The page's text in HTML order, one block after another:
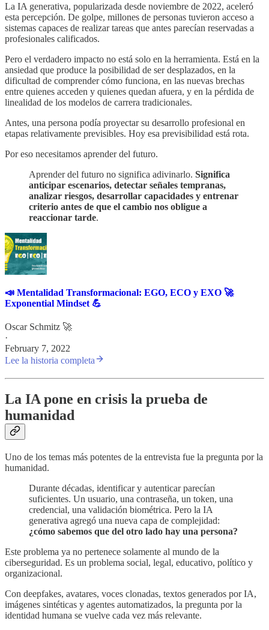
La IA generativa, popularizada desde noviembre de 2022, aceleró
esta percepción. De golpe, millones de personas tuvieron acceso a
sistemas capaces de realizar tareas que antes parecían reservadas a
profesionales calificados.
Pero el verdadero impacto no está solo en la herramienta. Está en la
ansiedad que produce la posibilidad de ser desplazados, en la
dificultad de comprender cómo funciona, en las nuevas brechas
entre quienes acceden y quienes quedan afuera, y en la pérdida de
linealidad de los modelos de carrera tradicionales.
Antes, una persona podía proyectar su desarrollo profesional en
etapas relativamente previsibles. Hoy esa previsibilidad está rota.
Por eso necesitamos aprender del futuro.
Aprender del futuro no significa adivinarlo. Significa
anticipar escenarios, detectar señales tempranas,
analizar riesgos, desarrollar capacidades y entrenar
criterio antes de que el cambio nos obligue a
reaccionar tarde.
📣 Mentalidad Transformacional: EGO, ECO y EXO 🚀
Exponential Mindset 💪
Oscar Schmitz 🚀
·
February 7, 2022
Lee la historia completa
La IA pone en crisis la prueba de
humanidad
Uno de los temas más potentes de la entrevista fue la pregunta por la
humanidad.
Durante décadas, identificar y autenticar parecían
suficientes. Un usuario, una contraseña, un token, una
credencial, una validación biométrica. Pero la IA
generativa agregó una nueva capa de complejidad:
¿cómo sabemos que del otro lado hay una persona?
Este problema ya no pertenece solamente al mundo de la
ciberseguridad. Es un problema social, legal, educativo, político y
organizacional.
Con deepfakes, avatares, voces clonadas, textos generados por IA,
imágenes sintéticas y agentes automatizados, la pregunta por la
identidad humana se vuelve cada vez más relevante.